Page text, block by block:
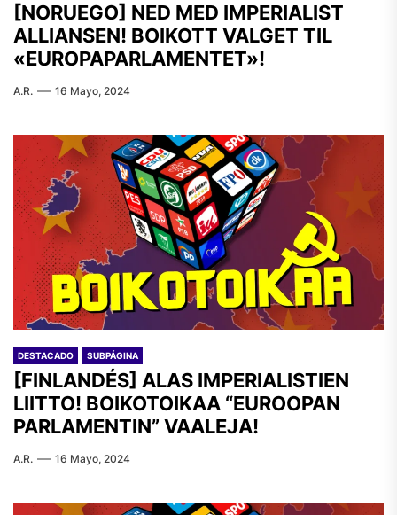
[NORUEGO] NED MED IMPERIALIST
ALLIANSEN! BOIKOTT VALGET TIL
«EUROPAPARLAMENTET»!
A.R. 16 Mayo, 2024
DESTACADO SUBPÁGINA
[FINLANDÉS] ALAS IMPERIALISTIEN
LIITTO! BOIKOTOIKAA “EUROOPAN
PARLAMENTIN” VAALEJA!
A.R. 16 Mayo, 2024